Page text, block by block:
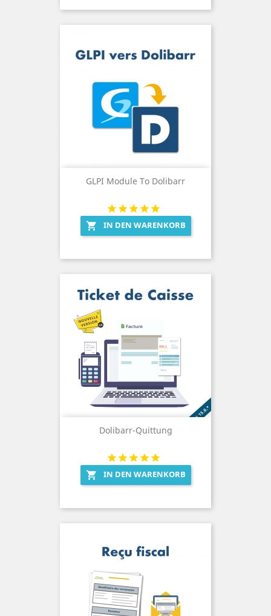
GLPI Module To Dolibarr
 IN DEN WARENKORB
Dolibarr-Quittung
 IN DEN WARENKORB